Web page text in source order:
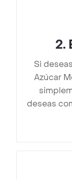
2.
Si
Azúcar
deseas